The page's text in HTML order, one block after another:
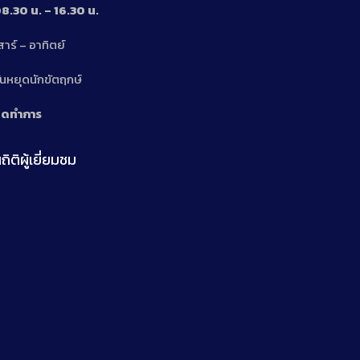
น. – 16.30 น.
าร์ – อาทิตย์
หยุดนักขัตฤกษ์
ทำการ
ติผู้เยี่ยมชม